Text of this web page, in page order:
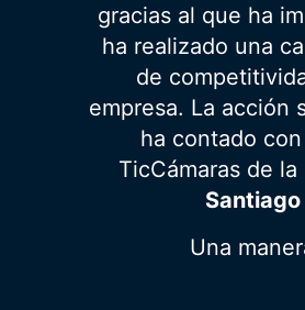
gracias al que ha
ha realizado una
de
empresa. La acción
ha contado
TicCámaras de la
Una